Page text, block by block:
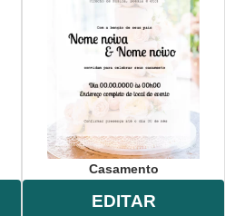
Casamento
EDITAR